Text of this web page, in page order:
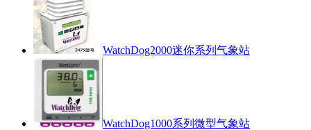
WatchDog2000迷你系列气象站
WatchDog1000系列微型气象站